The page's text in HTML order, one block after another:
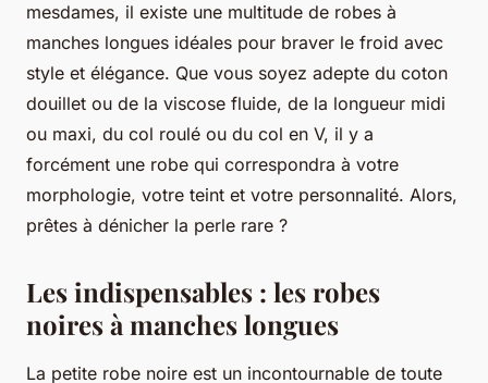
mesdames, il existe une multitude de robes à
manches longues idéales pour braver le froid avec
style et élégance. Que vous soyez adepte du coton
douillet ou de la viscose fluide, de la longueur midi
ou maxi, du col roulé ou du col en V, il y a
forcément une robe qui correspondra à votre
morphologie, votre teint et votre personnalité. Alors,
prêtes à dénicher la perle rare ?
Les indispensables : les robes
noires à manches longues
La petite robe noire est un incontournable de toute